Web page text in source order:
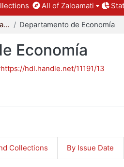
All of Zaloamati
División de Ciencias Sociales y Humanidades Departamento de Economía
Economía
https://hdl.handle.net/11191/13
Collections By Issue Date